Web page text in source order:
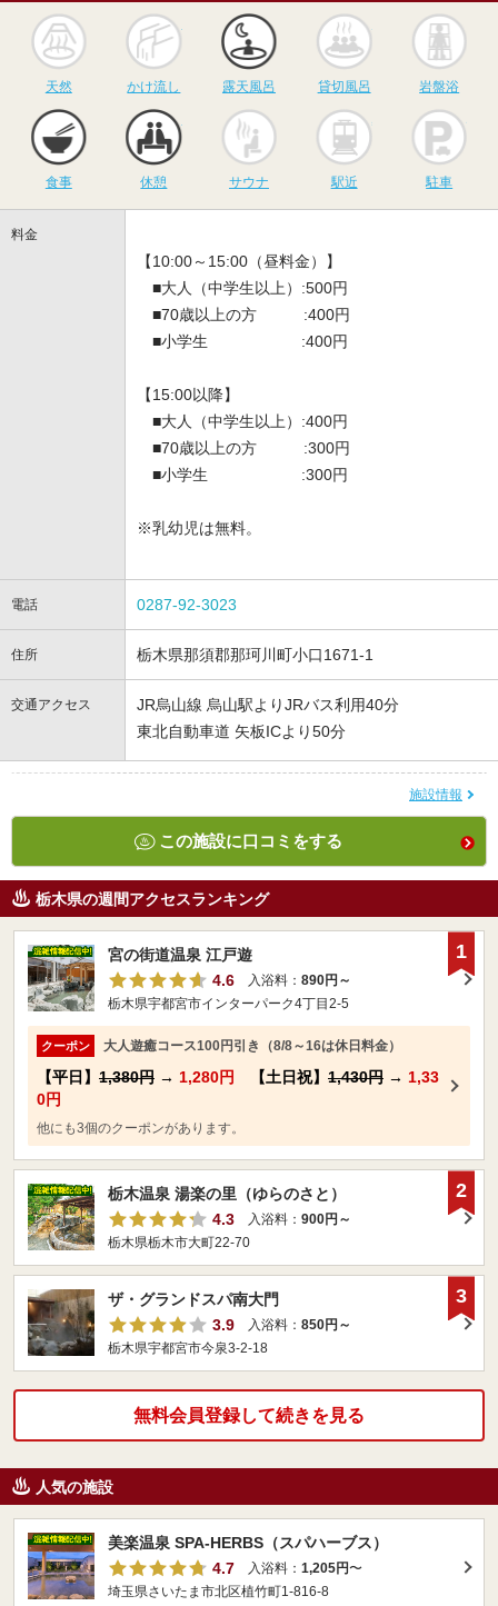
天然
かけ流し
かけ流し
露天風呂
露天風呂
貸切風呂
貸切風呂 岩盤浴
食事 休憩
サウナ
サウナ 駅近 駐車
料金
【10:00～15:00（昼料金）】
■大人（中学生以上）:500円
■70歳以上の方 :400円
■小学生 :400円
【15:00以降】
■大人（中学生以上）:400円
■70歳以上の方 :300円
■小学生 :300円
※乳幼児は無料。
電話 0287-92-3023
住所 栃木県那須郡那珂川町小口1671-1
交通アクセス
JR烏山線 烏山駅よりJRバス利用40分
東北自動車道 矢板ICより50分
施設情報
この施設に口コミをする
栃木県の週間アクセスランキング
宮の街道温泉 江戸遊
4.6
入浴料： 890円～
栃木県宇都宮市インターパーク4丁目2-5
クーポン 大人遊癒コース100円引き（8/8～16は休日料金）
【平日】 1,380円 → 1,280円 【土日祝】 1,430円 → 1,33
0円
他にも3個のクーポンがあります。
1
栃木温泉 湯楽の里（ゆらのさと）
4.3
入浴料： 900円～
栃木県栃木市大町22-70
2
ザ・グランドスパ南大門
3.9
入浴料： 850円～
栃木県宇都宮市今泉3-2-18
3
無料会員登録して続きを見る
人気の施設
美楽温泉 SPA-HERBS（スパハーブス）
4.7
入浴料： 1,205円〜
埼玉県さいたま市北区植竹町1-816-8